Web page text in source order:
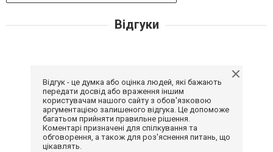
Відгуки
Відгук - це думка або оцінка людей, які бажають
передати досвід або враження іншим
користувачам нашого сайту з обов'язковою
аргументацією залишеного відгука. Це допоможе
багатьом прийняти правильне рішення.
Коментарі призначені для спілкування та
обговорення, а також для роз'яснення питань, що
цікавлять.